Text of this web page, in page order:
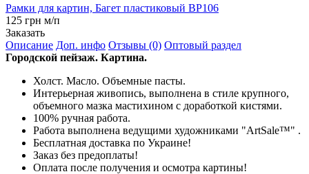
Рамки для картин, Багет пластиковый BP106
125 грн м/п
Заказать
Описание Доп. инфо Отзывы (0) Оптовый раздел
Городской пейзаж. Картина.
Холст. Масло. Объемные пасты.
Интерьерная живопись, выполнена в стиле крупного,
объемного мазка мастихином с доработкой кистями.
100% ручная работа.
Работа выполнена ведущими художниками "ArtSale™" .
Бесплатная доставка по Украине!
Заказ без предоплаты!
Оплата после получения и осмотра картины!